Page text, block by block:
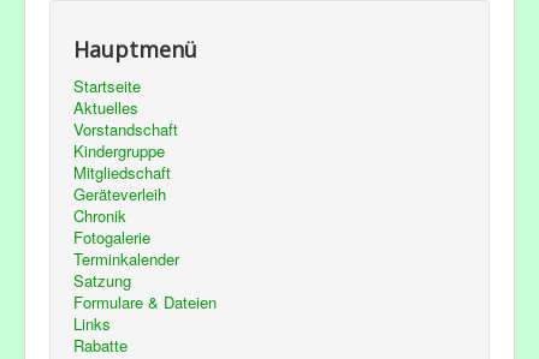
Hauptmenü
Startseite
Aktuelles
Vorstandschaft
Kindergruppe
Mitgliedschaft
Geräteverleih
Chronik
Fotogalerie
Terminkalender
Satzung
Formulare & Dateien
Links
Rabatte